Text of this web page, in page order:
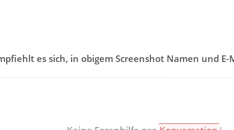
es sich, in obigem Screenshot Namen und